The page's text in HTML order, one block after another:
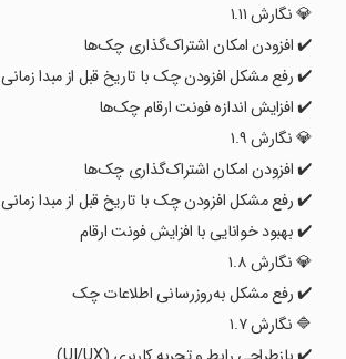
💎 نگارش ۱.۱۱
✔️ افزودن امکان اشتراک‌گذاری چک‌ها
✔️ رفع مشکل افزودن چک با تاریخ قبل از مبدا زمانی
✔️ افزایش اندازه فونت ارقام چک‌ها
💎 نگارش ۱.۹
✔️ افزودن امکان اشتراک‌گذاری چک‌ها
✔️ رفع مشکل افزودن چک با تاریخ قبل از مبدا زمانی
✔️ بهبود خوانایی با افزایش فونت ارقام
💎 نگارش ۱.۸
✔️ رفع مشکل به‌روزرسانی اطلاعات چک
🔷 نگارش ۱.۷